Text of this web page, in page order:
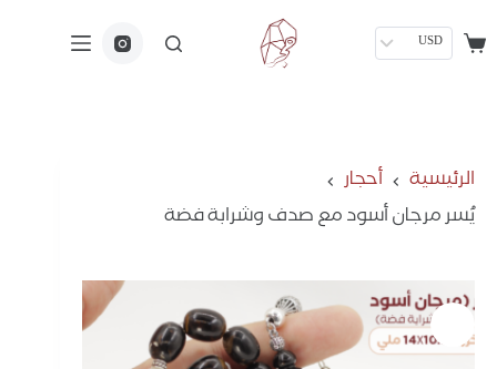
USD
الرئيسية
أحجار
يُسر مرجان أسود مع صدف وشرابة فضة